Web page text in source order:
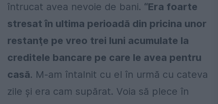
întrucat avea nevoie de bani. “Era foarte
stresat în ultima perioadă din pricina unor
restanţe pe vreo trei luni acumulate la
creditele bancare pe care le avea pentru
casă. M-am întalnit cu el în urmă cu cateva
zile şi era cam supărat. Voia să plece în